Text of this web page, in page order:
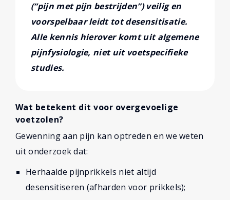
(“pijn met pijn bestrijden”) veilig en
voorspelbaar leidt tot desensitisatie.
Alle kennis hierover komt uit algemene
pijnfysiologie, niet uit voetspecifieke
studies.
Wat betekent dit voor overgevoelige
voetzolen?
Gewenning aan pijn kan optreden en we weten
uit onderzoek dat:
Herhaalde pijnprikkels niet altijd
desensitiseren (afharden voor prikkels);